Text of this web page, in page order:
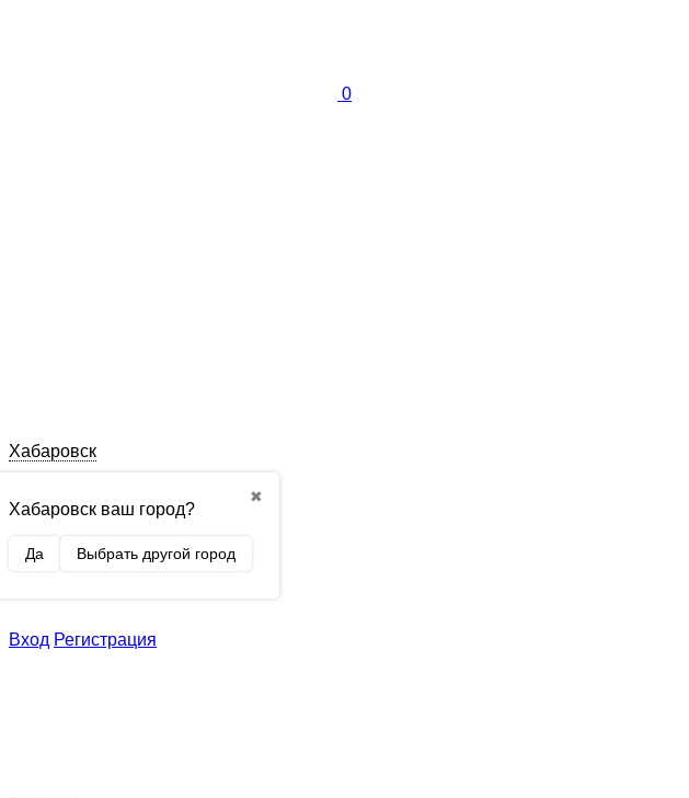
0
Хабаровск
✖
Хабаровск ваш город?
Да Выбрать другой город
Вход Регистрация